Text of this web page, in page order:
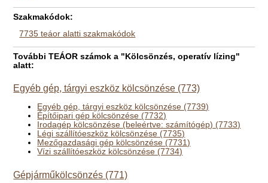
Szakmakódok:
7735 teáor alatti szakmakódok
További TEÁOR számok a "Kölcsönzés, operatív lízing"
alatt:
Egyéb gép, tárgyi eszköz kölcsönzése (773)
Egyéb gép, tárgyi eszköz kölcsönzése (7739)
Építőipari gép kölcsönzése (7732)
Irodagép kölcsönzése (beleértve: számítógép) (7733)
Légi szállítóeszköz kölcsönzése (7735)
Mezőgazdasági gép kölcsönzése (7731)
Vízi szállítóeszköz kölcsönzése (7734)
Gépjárműkölcsönzés (771)